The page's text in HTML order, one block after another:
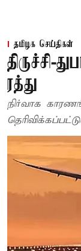
தமிழக செய்திகள்
ரத்து
நிர்வாக